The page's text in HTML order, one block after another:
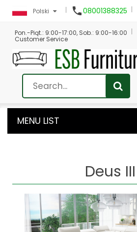
Polski 08001388325
Pon.-Piąt.: 9:00-17:00, Sob.: 9:00-16:00
Customer Service
MENU LIST
Deus III